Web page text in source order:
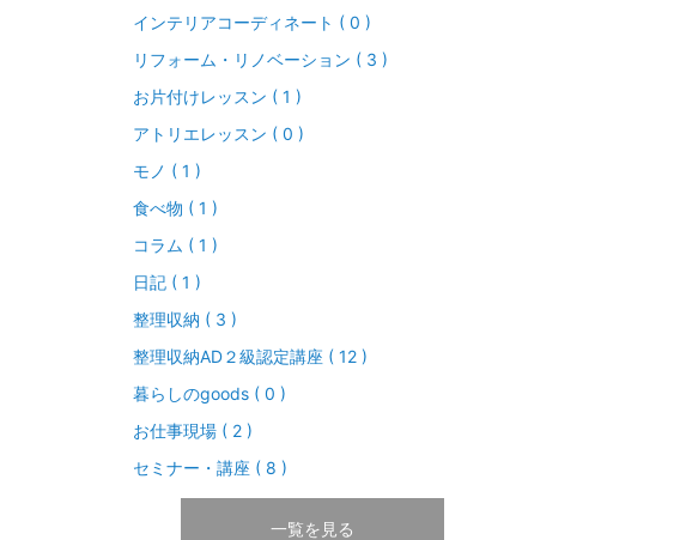
インテリアコーディネート ( 0 )
リフォーム・リノベーション ( 3 )
お片付けレッスン ( 1 )
アトリエレッスン ( 0 )
モノ ( 1 )
食べ物 ( 1 )
コラム ( 1 )
日記 ( 1 )
整理収納 ( 3 )
整理収納AD２級認定講座 ( 12 )
暮らしのgoods ( 0 )
お仕事現場 ( 2 )
セミナー・講座 ( 8 )
一覧を見る